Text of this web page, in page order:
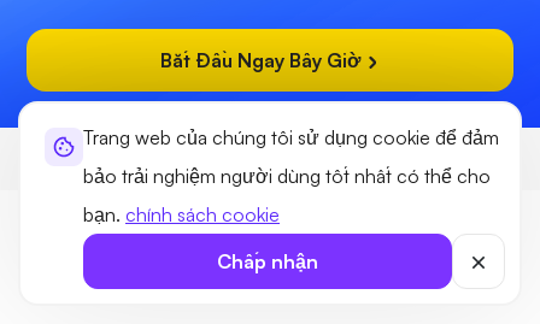
Trang web của chúng tôi sử dụng cookie để đảm
bảo trải nghiệm người dùng tốt nhất có thể cho
bạn. chính sách cookie
Chấp nhận
Bắt Đầu Ngay Bây Giờ
Ultahost